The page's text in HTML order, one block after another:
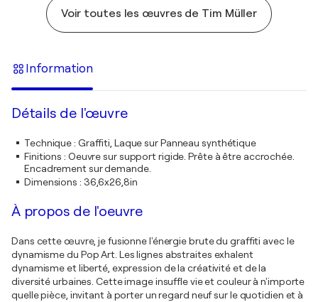
Voir toutes les œuvres de Tim Müller
Information
Détails de l'œuvre
Technique: Graffiti, Laque sur Panneau synthétique
Finitions : Oeuvre sur support rigide. Prête à être accrochée.
Encadrement sur demande.
Dimensions : 36,6x26,8in
À propos de l'oeuvre
Dans cette œuvre, je fusionne l'énergie brute du graffiti avec le
dynamisme du Pop Art. Les lignes abstraites exhalent
dynamisme et liberté, expression de la créativité et de la
diversité urbaines. Cette image insuffle vie et couleur à n'importe
quelle pièce, invitant à porter un regard neuf sur le quotidien et à